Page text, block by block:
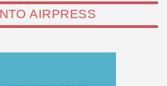
AIRPRESS